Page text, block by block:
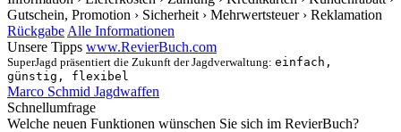
Gutschein, Promotion › Sicherheit › Mehrwertsteuer › Reklamation
Rückgabe Alle Informationen
Unsere Tipps www.RevierBuch.com
SuperJagd präsentiert die Zukunft der Jagdverwaltung: einfach,
günstig, flexibel
Marco Schmid Jagdwaffen
Schnellumfrage
Welche neuen Funktionen wünschen Sie sich im RevierBuch?